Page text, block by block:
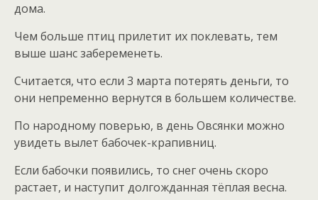
дома.
Чем больше птиц прилетит их поклевать, тем
выше шанс забеременеть.
Считается, что если 3 марта потерять деньги, то
они непременно вернутся в большем количестве.
По народному поверью, в день Овсянки можно
увидеть вылет бабочек-крапивниц.
Если бабочки появились, то снег очень скоро
растает, и наступит долгожданная тёплая весна.